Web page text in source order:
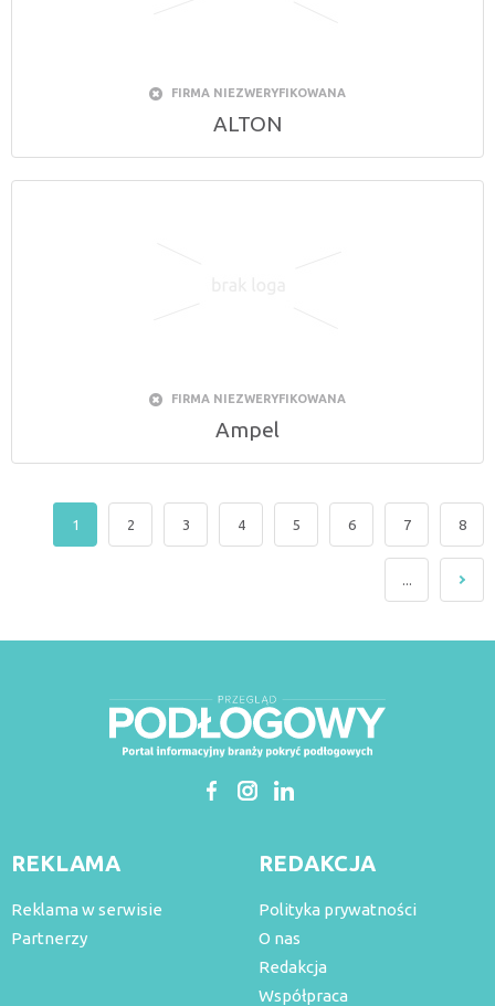
FIRMA NIEZWERYFIKOWANA
ALTON
FIRMA NIEZWERYFIKOWANA
Ampel
1 2 3 4 5 6 7 8
...
REKLAMA
Reklama w serwisie
Partnerzy
REDAKCJA
Polityka prywatności
O nas
Redakcja
Współpraca